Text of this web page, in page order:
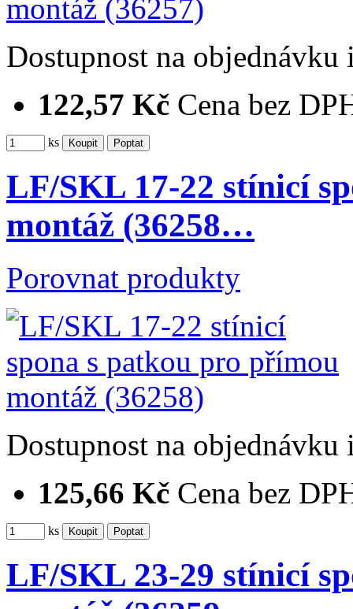
Dostupnost na objednávku
122,57 Kč Cena bez
ks
LF/SKL 17-22 stínicí
montáž (36258…
Porovnat produkty
Dostupnost na objednávku
125,66 Kč Cena bez
ks
LF/SKL 23-29 stínicí